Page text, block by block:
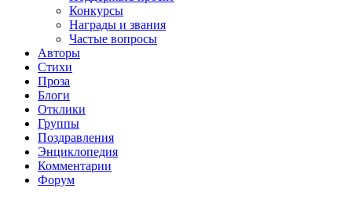
Конкурсы
Награды и звания
Частые вопросы
Авторы
Стихи
Проза
Блоги
Отклики
Группы
Поздравления
Энциклопедия
Комментарии
Форум